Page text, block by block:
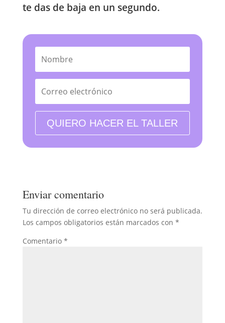
te das de baja en un segundo.
QUIERO HACER EL TALLER
Enviar comentario
Tu dirección de correo electrónico no será publicada.
Los campos obligatorios están marcados con *
Comentario *